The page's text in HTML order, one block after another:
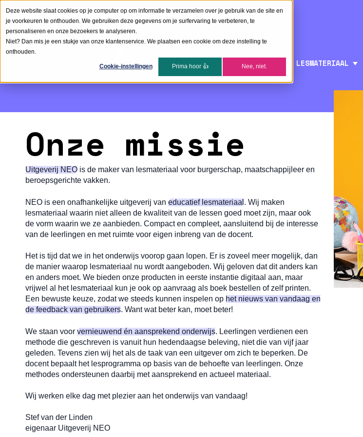
Deze website slaat cookies op je computer op om informatie te verzamelen over je gebruik van de site en
je voorkeuren te onthouden. We gebruiken deze gegevens om je surfervaring te verbeteren, te
personaliseren en onze bezoekers te analyseren.
Niet? Dan mis je een stukje van onze klantenservice. We plaatsen een cookie om deze instelling te
onthouden.
Cookie-instellingen Prima hoor 👍 Nee, niet. LESMATERIAAL
Onze missie
Uitgeverij NEO is de maker van lesmateriaal voor burgerschap, maatschappijleer en
beroepsgerichte vakken.
NEO is een onafhankelijke uitgeverij van educatief lesmateriaal. Wij maken
lesmateriaal waarin niet alleen de kwaliteit van de lessen goed moet zijn, maar ook
de vorm waarin we ze aanbieden. Compact en compleet, aansluitend bij de interesse
van de leerlingen en met ruimte voor eigen inbreng van de docent.
Het is tijd dat we in het onderwijs voorop gaan lopen. Er is zoveel meer mogelijk, dan
de manier waarop lesmateriaal nu wordt aangeboden. Wij geloven dat dit anders kan
en anders moet. We bieden onze producten in eerste instantie digitaal aan, maar
vrijwel al het lesmateriaal kun je ook op aanvraag als boek bestellen of zelf printen.
Een bewuste keuze, zodat we steeds kunnen inspelen op het nieuws van vandaag en
de feedback van gebruikers. Want wat beter kan, moet beter!
We staan voor vernieuwend én aansprekend onderwijs. Leerlingen verdienen een
methode die geschreven is vanuit hun hedendaagse beleving, niet die van vijf jaar
geleden. Tevens zien wij het als de taak van een uitgever om zich te beperken. De
docent bepaalt het lesprogramma op basis van de behoefte van leerlingen. Onze
methodes ondersteunen daarbij met aansprekend en actueel materiaal.
Wij werken elke dag met plezier aan het onderwijs van vandaag!
Stef van der Linden
eigenaar Uitgeverij NEO